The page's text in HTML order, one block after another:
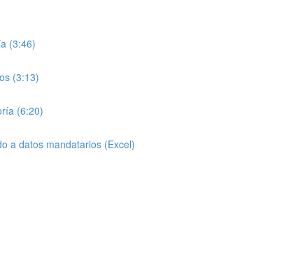
(3:46)
(3:13)
(6:20)
a datos mandatarios (Excel)